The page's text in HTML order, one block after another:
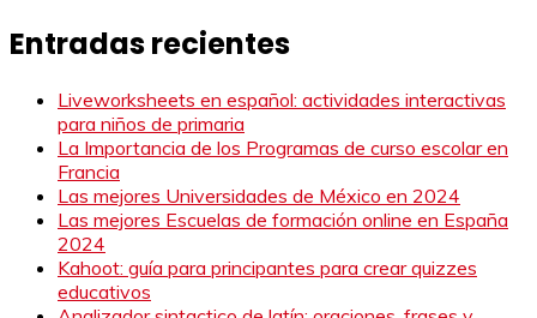
Entradas recientes
Liveworksheets en español: actividades interactivas
para niños de primaria
La Importancia de los Programas de curso escolar en
Francia
Las mejores Universidades de México en 2024
Las mejores Escuelas de formación online en España
2024
Kahoot: guía para principantes para crear quizzes
educativos